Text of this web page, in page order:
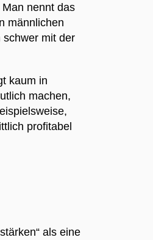
nennt das
männlichen
schwer mit der
kaum in
machen,
profitabel
als eine